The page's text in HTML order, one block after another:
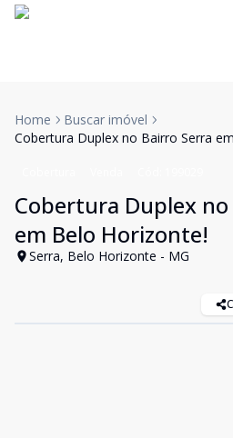
Home
Buscar imóvel
Cobertura Duplex no Bairro Serra
Cobertura Duplex
em Belo Horizonte!
Serra, Belo Horizonte - MG